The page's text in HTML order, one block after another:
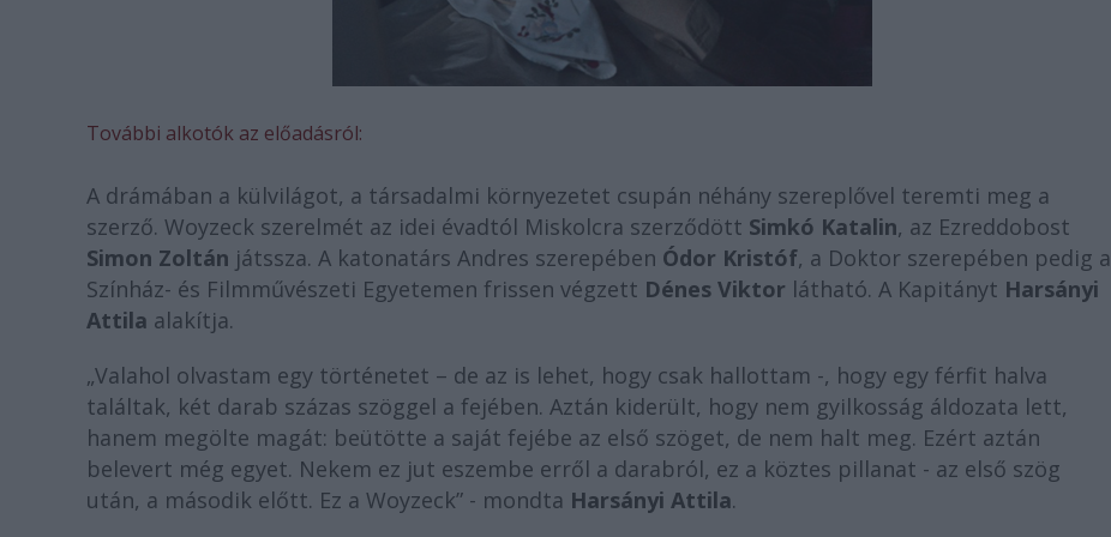
További alkotók az előadásról:
A drámában a külvilágot, a társadalmi környezetet csupán néhány szereplővel teremti meg a
szerző. Woyzeck szerelmét az idei évadtól Miskolcra szerződött Simkó Katalin, az Ezreddobost
Simon Zoltán játssza. A katonatárs Andres szerepében Ódor Kristóf, a Doktor szerepében pedig a
Színház- és Filmművészeti Egyetemen frissen végzett Dénes Viktor látható. A Kapitányt Harsányi
Attila alakítja.
„Valahol olvastam egy történetet – de az is lehet, hogy csak hallottam -, hogy egy férfit halva
találtak, két darab százas szöggel a fejében. Aztán kiderült, hogy nem gyilkosság áldozata lett,
hanem megölte magát: beütötte a saját fejébe az első szöget, de nem halt meg. Ezért aztán
belevert még egyet. Nekem ez jut eszembe erről a darabról, ez a köztes pillanat - az első szög
után, a második előtt. Ez a Woyzeck” - mondta Harsányi Attila.